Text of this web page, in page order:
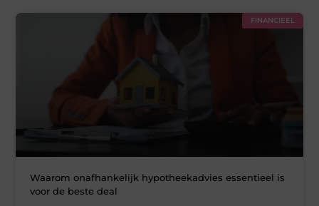
FINANCIEEL
Waarom onafhankelijk hypotheekadvies essentieel is
voor de beste deal